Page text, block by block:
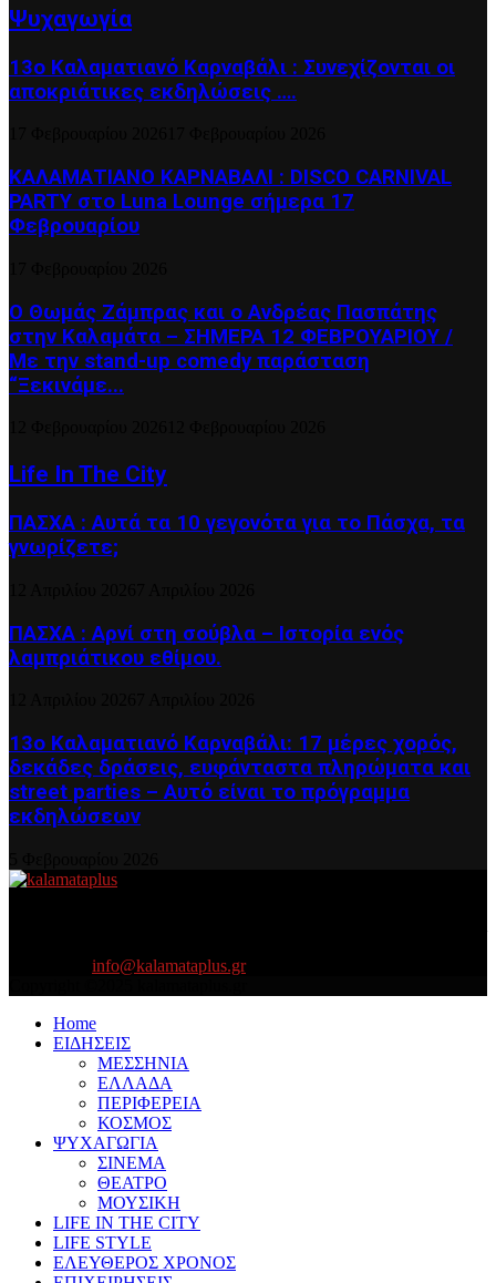
Ψυχαγωγία
13ο Καλαματιανό Καρναβάλι : Συνεχίζονται οι
αποκριάτικες εκδηλώσεις ….
ΚΑΛΑΜΑΤΙΑΝΟ ΚΑΡΝΑΒΑΛΙ : DISCO CARNIVAL
PARTY στο Luna Lounge σήμερα 17
Φεβρουαρίου
Ο Θωμάς Ζάμπρας και ο Ανδρέας Πασπάτης
στην Καλαμάτα – ΣΗΜΕΡΑ 12 ΦΕΒΡΟΥΑΡΙΟΥ /
Με την stand-up comedy παράσταση
“Ξεκινάμε...
Life In The City
ΠΑΣΧΑ : Αυτά τα 10 γεγονότα για το Πάσχα, τα
γνωρίζετε;
ΠΑΣΧΑ : Αρνί στη σούβλα – Ιστορία ενός
λαμπριάτικου εθίμου.
13ο Καλαματιανό Καρναβάλι: 17 μέρες χορός,
δεκάδες δράσεις, ευφάνταστα πληρώματα και
street parties – Αυτό είναι το πρόγραμμα
εκδηλώσεων
info@kalamataplus.gr
Home
ΕΙΔΗΣΕΙΣ
ΜΕΣΣΗΝΙΑ
ΕΛΛΑΔΑ
ΠΕΡΙΦΕΡΕΙΑ
ΚΟΣΜΟΣ
ΨΥΧΑΓΩΓΙΑ
ΣΙΝΕΜΑ
ΘΕΑΤΡΟ
ΜΟΥΣΙΚΗ
LIFE IN THE CITY
LIFE STYLE
ΕΛΕΥΘΕΡΟΣ ΧΡΟΝΟΣ